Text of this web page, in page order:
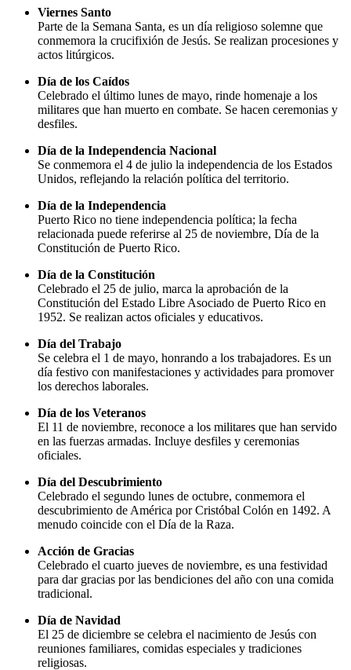
Viernes Santo
Parte de la Semana Santa, es un día religioso solemne que
conmemora la crucifixión de Jesús. Se realizan procesiones y
actos litúrgicos.
Día de los Caídos
Celebrado el último lunes de mayo, rinde homenaje a los
militares que han muerto en combate. Se hacen ceremonias y
desfiles.
Día de la Independencia Nacional
Se conmemora el 4 de julio la independencia de los Estados
Unidos, reflejando la relación política del territorio.
Día de la Independencia
Puerto Rico no tiene independencia política; la fecha
relacionada puede referirse al 25 de noviembre, Día de la
Constitución de Puerto Rico.
Día de la Constitución
Celebrado el 25 de julio, marca la aprobación de la
Constitución del Estado Libre Asociado de Puerto Rico en
1952. Se realizan actos oficiales y educativos.
Día del Trabajo
Se celebra el 1 de mayo, honrando a los trabajadores. Es un
día festivo con manifestaciones y actividades para promover
los derechos laborales.
Día de los Veteranos
El 11 de noviembre, reconoce a los militares que han servido
en las fuerzas armadas. Incluye desfiles y ceremonias
oficiales.
Día del Descubrimiento
Celebrado el segundo lunes de octubre, conmemora el
descubrimiento de América por Cristóbal Colón en 1492. A
menudo coincide con el Día de la Raza.
Acción de Gracias
Celebrado el cuarto jueves de noviembre, es una festividad
para dar gracias por las bendiciones del año con una comida
tradicional.
Día de Navidad
El 25 de diciembre se celebra el nacimiento de Jesús con
reuniones familiares, comidas especiales y tradiciones
religiosas.